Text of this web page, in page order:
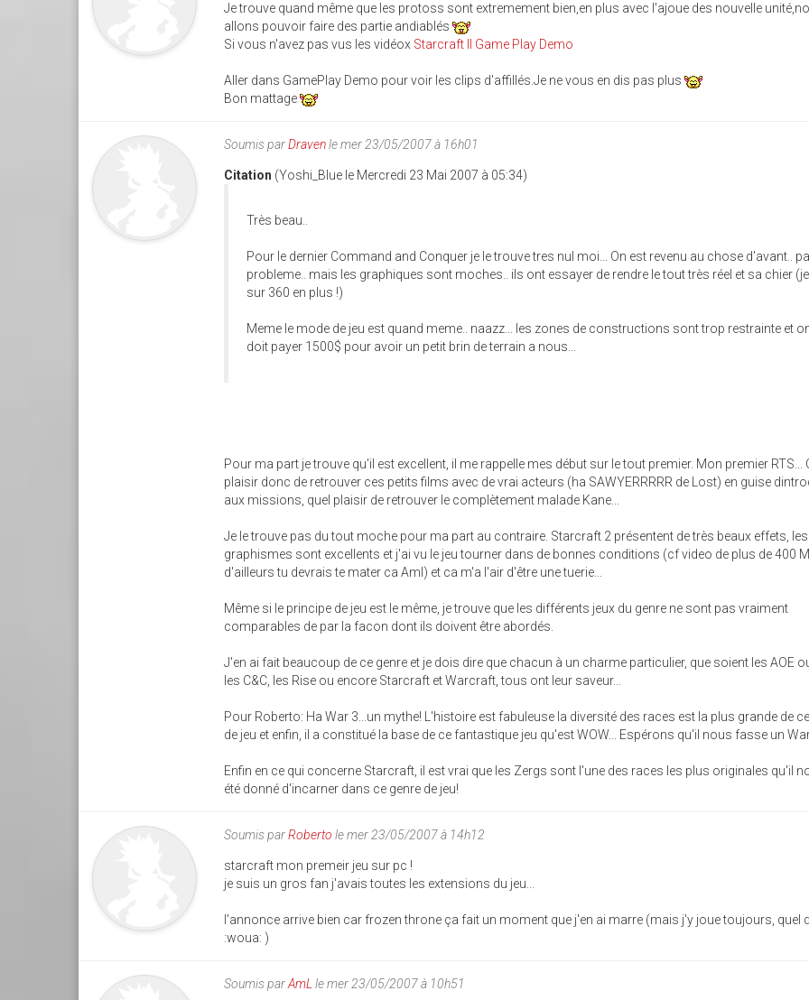
Je trouve quand même que les protoss sont extremement bien,en plus avec l'ajoue des nouvelle
allons pouvoir faire des partie andiablés
Si vous n'avez pas vus les vidéox Starcraft II Game Play Demo
Aller dans GamePlay Demo pour voir les clips d'affillés.Je ne vous en dis pas plus
Bon mattage
Soumis parDravenle mer 23/05/2007 à 16h01
Citation (Yoshi_Blue le Mercredi 23 Mai 2007 à 05:34)
Très beau..
Pour le dernier Command and Conquer je le trouve tres nul moi... On est revenu au chose d'avant..
probleme.. mais les graphiques sont moches.. ils ont essayer de rendre le tout très réel et sa chier
sur 360 en plus !)
Meme le mode de jeu est quand meme.. naazz... les zones de constructions sont trop restrainte et
doit payer 1500$ pour avoir un petit brin de terrain a nous...
Pour ma part je trouve qu'il est excellent, il me rappelle mes début sur le tout premier. Mon premier RTS...
plaisir donc de retrouver ces petits films avec de vrai acteurs (ha SAWYERRRRR de Lost) en guise
aux missions, quel plaisir de retrouver le complètement malade Kane...
Je le trouve pas du tout moche pour ma part au contraire. Starcraft 2 présentent de très beaux effets, les
graphismes sont excellents et j'ai vu le jeu tourner dans de bonnes conditions (cf video de plus de 400
d'ailleurs tu devrais te mater ca Aml) et ca m'a l'air d'être une tuerie...
Même si le principe de jeu est le même, je trouve que les différents jeux du genre ne sont pas vraiment
comparables de par la facon dont ils doivent être abordés.
J'en ai fait beaucoup de ce genre et je dois dire que chacun à un charme particulier, que soient les AOE
les C&C, les Rise ou encore Starcraft et Warcraft, tous ont leur saveur...
Pour Roberto: Ha War 3...un mythe! L'histoire est fabuleuse la diversité des races est la plus grande de
de jeu et enfin, il a constitué la base de ce fantastique jeu qu'est WOW... Espérons qu'il nous fasse un
Enfin en ce qui concerne Starcraft, il est vrai que les Zergs sont l'une des races les plus originales qu'il
été donné d'incarner dans ce genre de jeu!
Soumis parRoberto le mer 23/05/2007 à 14h12
starcraft mon premeir jeu sur pc !
je suis un gros fan j'avais toutes les extensions du jeu...
l'annonce arrive bien car frozen throne ça fait un moment que j'en ai marre (mais j'y joue toujours, quel
:woua: )
Soumis parAmLle mer 23/05/2007 à 10h51